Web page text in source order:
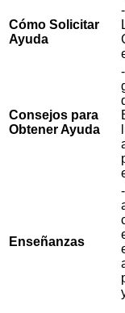
Cómo Solicitar
Ayuda
Consejos para
Obtener Ayuda
Enseñanzas